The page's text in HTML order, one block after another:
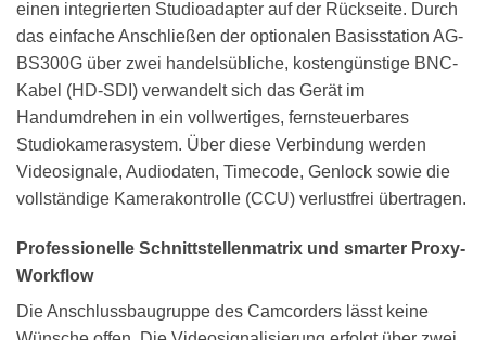
einen integrierten Studioadapter auf der Rückseite. Durch
das einfache Anschließen der optionalen Basisstation AG-
BS300G über zwei handelsübliche, kostengünstige BNC-
Kabel (HD-SDI) verwandelt sich das Gerät im
Handumdrehen in ein vollwertiges, fernsteuerbares
Studiokamerasystem. Über diese Verbindung werden
Videosignale, Audiodaten, Timecode, Genlock sowie die
vollständige Kamerakontrolle (CCU) verlustfrei übertragen.
Professionelle Schnittstellenmatrix und smarter Proxy-
Workflow
Die Anschlussbaugruppe des Camcorders lässt keine